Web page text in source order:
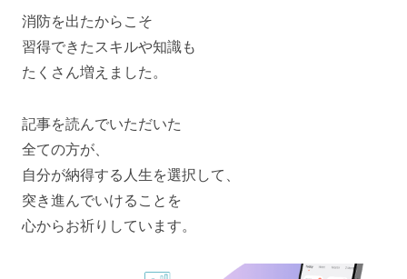
消防を出たからこそ
習得できたスキルや知識も
たくさん増えました。
記事を読んでいただいた
全ての方が、
自分が納得する人生を選択して、
突き進んでいけることを
心からお祈りしています。